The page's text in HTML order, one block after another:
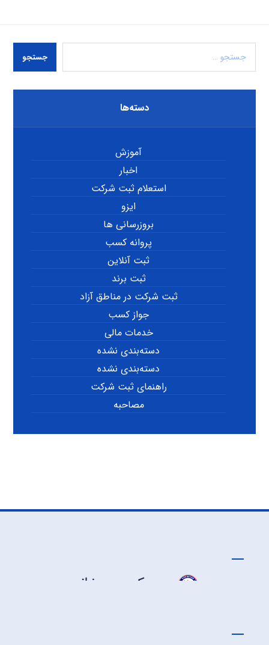
جستجو
دسته‌ها
آموزش
اخبار
استعلام ثبت شرکت
ایزو
بروزرسانی ها
پروانه کسب
ثبت آنلاین
ثبت برند
ثبت شرکت در مناطق آزاد
جواز کسب
خدمات مالی
دسته‌بندی نشده
دسته‌بندی نشده
راهنمای ثبت شرکت
مصاحبه